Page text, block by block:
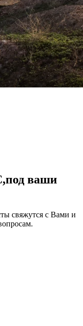
под ваши
свяжутся с Вами и